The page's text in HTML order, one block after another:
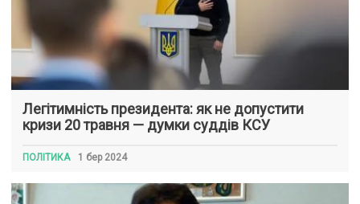
Легітимність президента: як не допустити
кризи 20 травня — думки суддів КСУ
ПОЛІТИКА 1 бер 2024